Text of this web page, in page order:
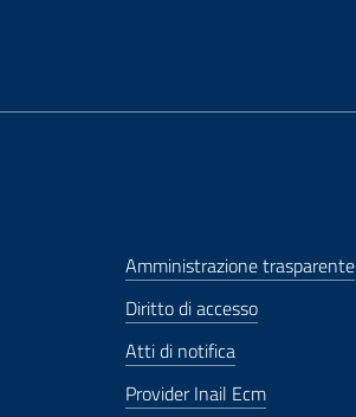
Amministrazione trasparente
Diritto di accesso
Atti di notifica
Provider Inail Ecm